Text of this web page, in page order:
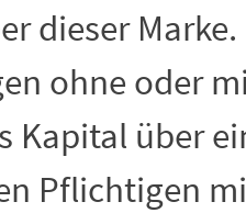
dieser
ohne oder
Kapital über
Pflichtigen